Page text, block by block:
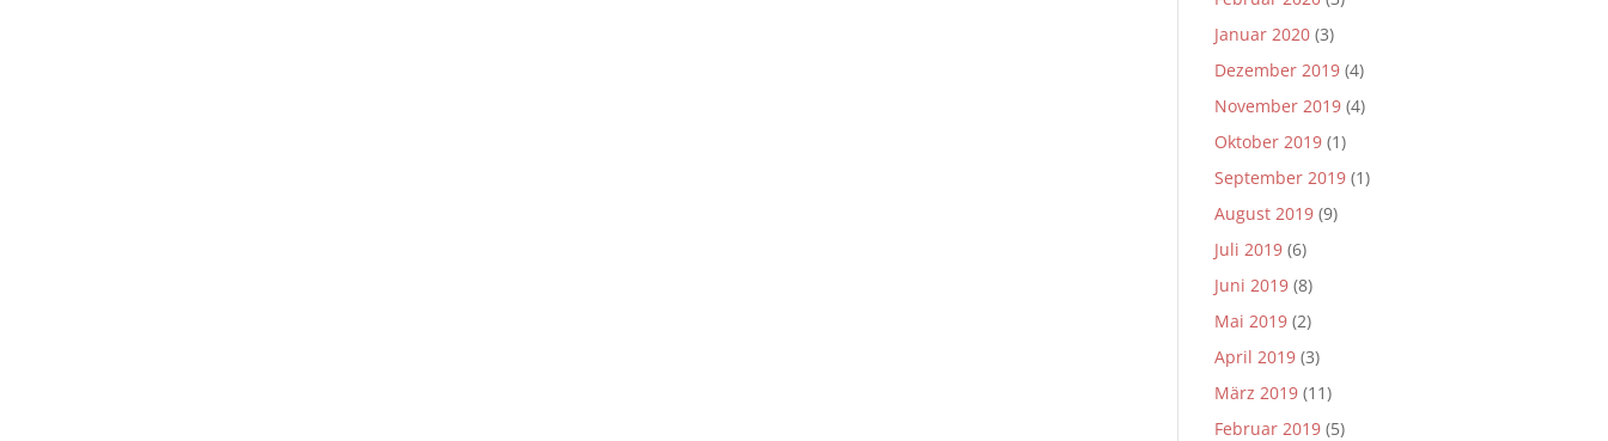
Januar 2020 (3)
Dezember 2019 (4)
November 2019 (4)
Oktober 2019 (1)
September 2019 (1)
August 2019 (9)
Juli 2019 (6)
Juni 2019 (8)
Mai 2019 (2)
April 2019 (3)
März 2019 (11)
Februar 2019 (5)